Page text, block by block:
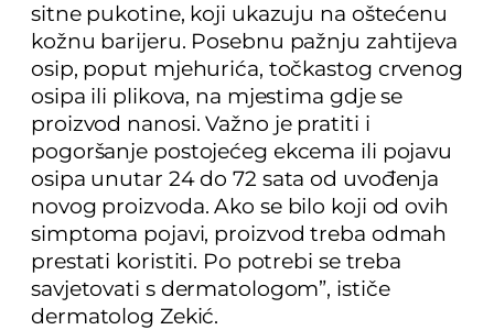
sitne pukotine, koji ukazuju na oštećenu
kožnu barijeru. Posebnu pažnju zahtijeva
osip, poput mjehurića, točkastog crvenog
osipa ili plikova, na mjestima gdje se
proizvod nanosi. Važno je pratiti i
pogoršanje postojećeg ekcema ili pojavu
osipa unutar 24 do 72 sata od uvođenja
novog proizvoda. Ako se bilo koji od ovih
simptoma pojavi, proizvod treba odmah
prestati koristiti. Po potrebi se treba
savjetovati s dermatologom”, ističe
dermatolog Zekić.